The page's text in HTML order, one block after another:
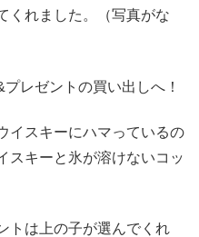
くれました。（写真がな
レゼントの買い出しへ！
イスキーにハマっているの
スキーと氷が溶けないコッ
トは上の子が選んでくれ